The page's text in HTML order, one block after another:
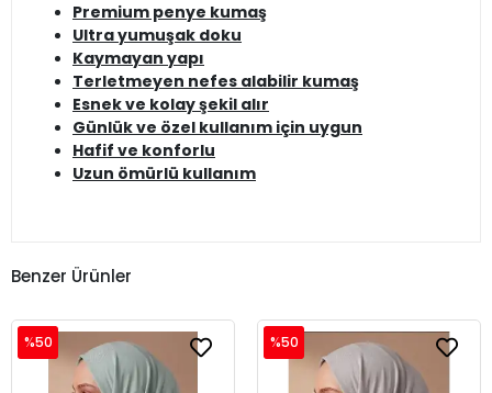
Premium penye kumaş
Ultra yumuşak doku
Kaymayan yapı
Terletmeyen nefes alabilir kumaş
Esnek ve kolay şekil alır
Günlük ve özel kullanım için uygun
Hafif ve konforlu
Uzun ömürlü kullanım
Benzer Ürünler
%50 %50